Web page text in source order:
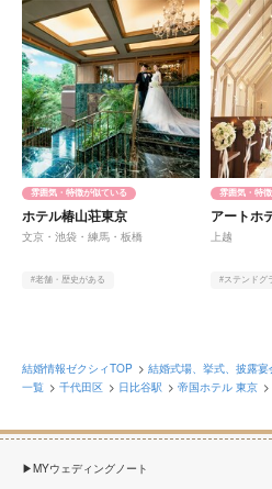
雰囲気・特徴が似ている
ホテル椿山荘東京
文京・池袋・練馬・板橋
#老舗・歴史がある
雰囲気・特
アートホ
上越
#ステンドグ
結婚情報ゼクシィTOP 結婚式場、挙式、披露宴
一覧
千代田区 日比谷駅 帝国ホテル 東京
MYウェディングノート